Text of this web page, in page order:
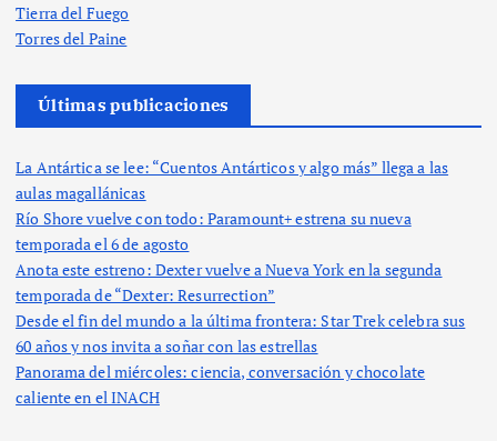
Tierra del Fuego
Torres del Paine
Últimas publicaciones
La Antártica se lee: “Cuentos Antárticos y algo más” llega a las
aulas magallánicas
Río Shore vuelve con todo: Paramount+ estrena su nueva
temporada el 6 de agosto
Anota este estreno: Dexter vuelve a Nueva York en la segunda
temporada de “Dexter: Resurrection”
Desde el fin del mundo a la última frontera: Star Trek celebra sus
60 años y nos invita a soñar con las estrellas
Panorama del miércoles: ciencia, conversación y chocolate
caliente en el INACH